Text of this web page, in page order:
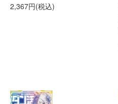
2,367円(税込)